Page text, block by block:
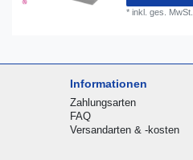
*inkl. ges. MwSt.
Informationen
Zahlungsarten
FAQ
Versandarten & -kosten